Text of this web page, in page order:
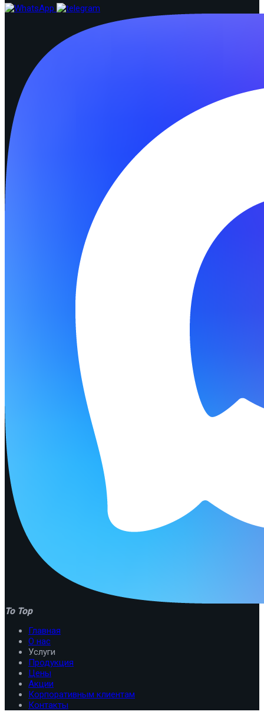
To Top
Главная
О нас
Услуги
Продукция
Цены
Акции
Корпоративным клиентам
Контакты